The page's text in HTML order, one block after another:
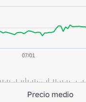
07/01
Precio medio